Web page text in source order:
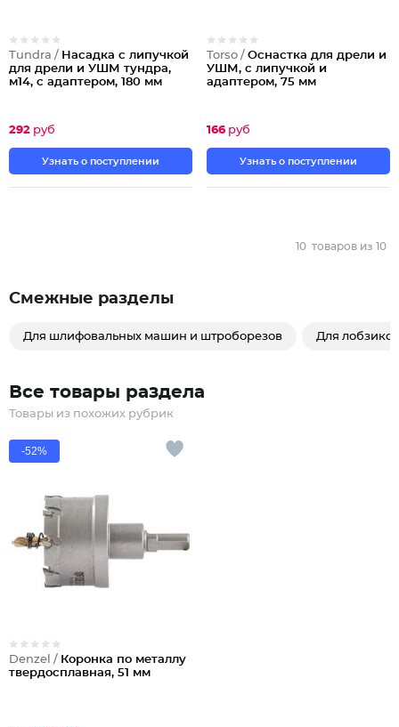
Tundra / Насадка с липучкой
для дрели и УШМ тундра,
м14, с адаптером, 180 мм
292 руб
Узнать о поступлении
Torso / Оснастка для дрели и
УШМ, с липучкой и
адаптером, 75 мм
166 руб
Узнать о поступлении
10 товаров из 10
Смежные разделы
Для шлифовальных машин и штроборезов Для
Все товары раздела
Товары из похожих рубрик
-52%
Denzel / Коронка по металлу
твердосплавная, 51 мм